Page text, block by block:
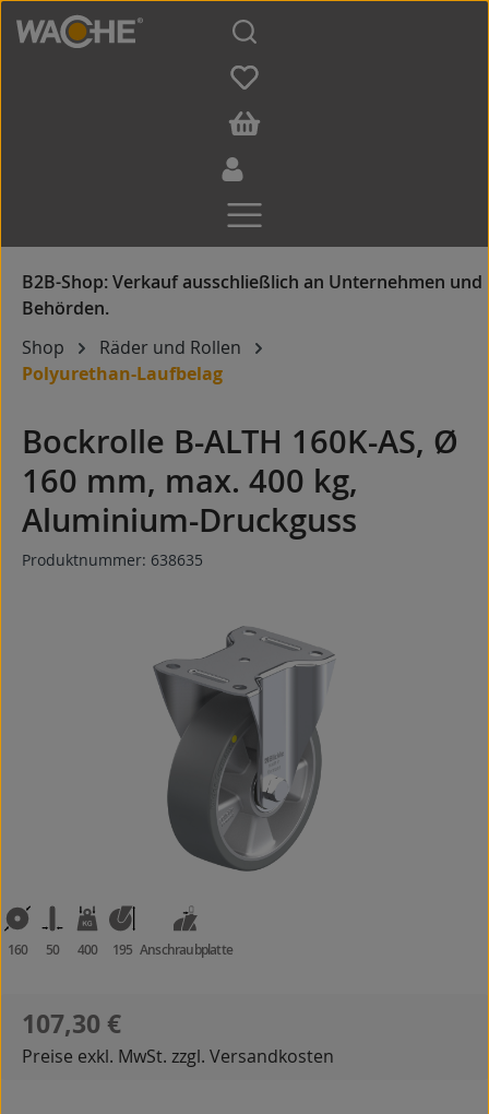
Zum Hauptinhalt springen
Shop
Räder und Rollen
Polyurethan-Laufbelag
Bockrolle B-ALTH 160K-AS, Ø
160 mm, max. 400 kg,
Aluminium-Druckguss
Produktnummer: 638635
160 50 400 195 Anschraubplatte
Regulärer Preis:
107,30 €
Preise exkl. MwSt. zzgl. Versandkosten